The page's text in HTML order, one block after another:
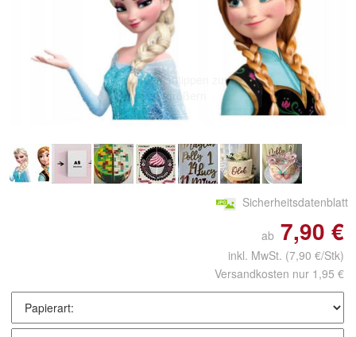
Doppelt antippen zum
vergrößern
Sicherheitsdatenblatt
ab 7,90 €
inkl. MwSt. (7,90 €/Stk)
Versandkosten nur 1,95 €